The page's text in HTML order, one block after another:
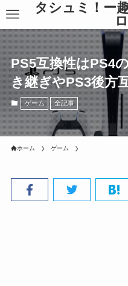
タシュミ！ー
PS5互換性はPS4
き継ぎやPS3後方
ゲーム 全記事
ホーム ゲーム